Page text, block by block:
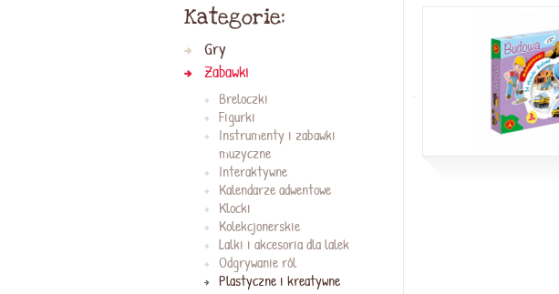
Kategorie:
Gry
Zabawki
Breloczki
Figurki
Instrumenty i zabawki
muzyczne
Interaktywne
Kalendarze adwentowe
Klocki
Kolekcjonerskie
Lalki i akcesoria dla lalek
Odgrywanie ról
Plastyczne i kreatywne